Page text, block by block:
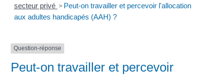
secteur privé > Peut-on travailler et percevoir l'allocation
aux adultes handicapés (AAH) ?
Question-réponse
Peut-on travailler et percevoir